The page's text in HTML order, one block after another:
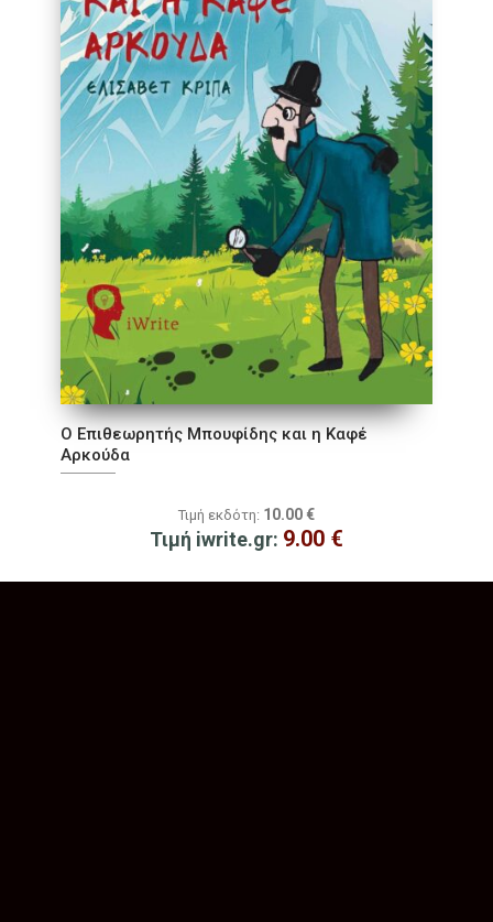
Ο Επιθεωρητής Μπουφίδης και η Καφέ
Αρκούδα
Τιμή εκδότη: 10.00 €
Τιμή iwrite.gr: 9.00 €